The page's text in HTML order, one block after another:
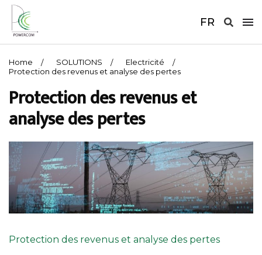
FR
Home SOLUTIONS
Electricité
Protection des revenus et analyse des pertes
Protection des revenus et
analyse des pertes
Protection des revenus et analyse des pertes